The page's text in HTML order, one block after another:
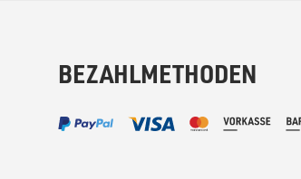
BEZAHLMETHODEN